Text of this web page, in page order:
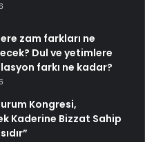
zam farkları ne
Dul ve yetimlere
farkı ne kadar?
Kongresi,
Kaderine Bizzat Sahip